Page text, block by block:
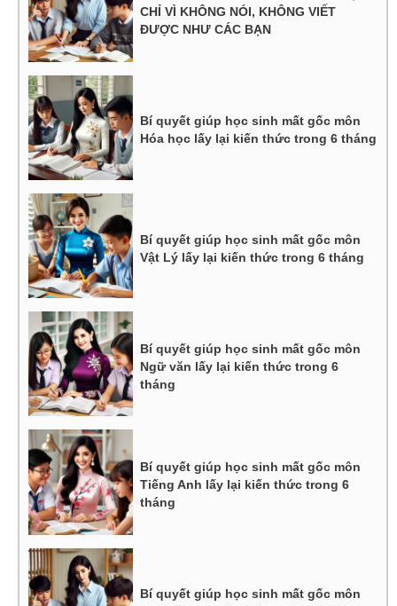
CHỈ VÌ KHÔNG NÓI, KHÔNG VIẾT
ĐƯỢC NHƯ CÁC BẠN
Bí quyết giúp học sinh mất gốc môn
Hóa học lấy lại kiến thức trong 6 tháng
Bí quyết giúp học sinh mất gốc môn
Vật Lý lấy lại kiến thức trong 6 tháng
Bí quyết giúp học sinh mất gốc môn
Ngữ văn lấy lại kiến thức trong 6
tháng
Bí quyết giúp học sinh mất gốc môn
Tiếng Anh lấy lại kiến thức trong 6
tháng
Bí quyết giúp học sinh mất gốc môn